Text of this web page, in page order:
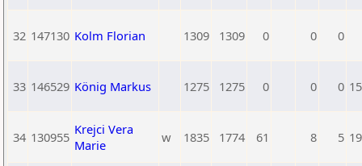
32 147130 Kolm Florian 1309 1309 0 0 0
33 146529 König Markus 1275 1275 0 0 0
34 130955 Krejci Vera
Marie
w 1835 1774 61 8 5